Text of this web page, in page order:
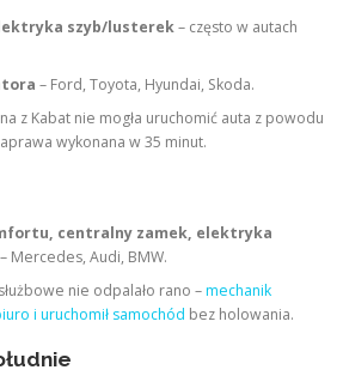
szyb/lusterek– często w autach
– Ford, Toyota, Hyundai, Skoda.
z Kabat nie mogła uruchomić auta z powodu
wykonana w 35 minut.
centralny zamek, elektryka
– Mercedes, Audi, BMW.
nie odpalało rano –mechanik
i uruchomił samochód bez holowania.